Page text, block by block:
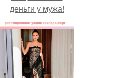
деньги у мужа!